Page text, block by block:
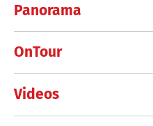
Panorama
OnTour
Videos